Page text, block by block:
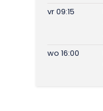
vr 09:15
wo 16:00